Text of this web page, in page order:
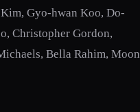
Gyo-hwan Koo, Do-
Christopher Gordon,
Bella Rahim, Moon